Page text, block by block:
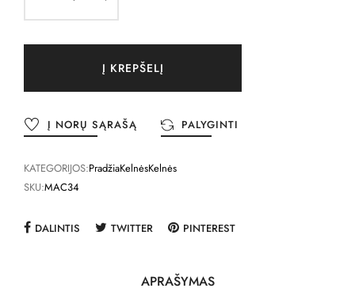
Į KREPŠELĮ
Į NORŲ SĄRAŠĄ PALYGINTI
KATEGORIJOS:PradžiaKelnėsKelnės
SKU:MAC34
DALINTIS TWITTER PINTEREST
APRAŠYMAS